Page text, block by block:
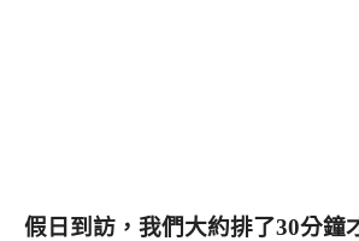
假日到訪，我們大約排了30分鐘